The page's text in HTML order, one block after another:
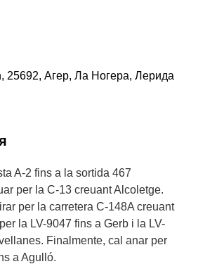
25692, Агер, Ла Ногера, Лерида
A-2 fins a la sortida 467
per la C-13 creuant Alcoletge.
per la carretera C-148A creuant
la LV-9047 fins a Gerb i la LV-
Finalmente, cal anar per
a Agulló.